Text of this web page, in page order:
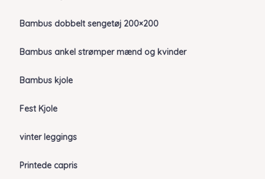
Bambus dobbelt sengetøj 200×200
Bambus ankel strømper mænd og kvinder
Bambus kjole
Fest Kjole
vinter leggings
Printede capris